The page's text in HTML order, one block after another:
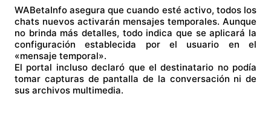
WABetaInfo asegura que cuando esté activo, todos los
chats nuevos activarán mensajes temporales. Aunque
no brinda más detalles, todo indica que se aplicará la
configuración establecida por el usuario en el
«mensaje temporal».
El portal incluso declaró que el destinatario no podía
tomar capturas de pantalla de la conversación ni de
sus archivos multimedia.